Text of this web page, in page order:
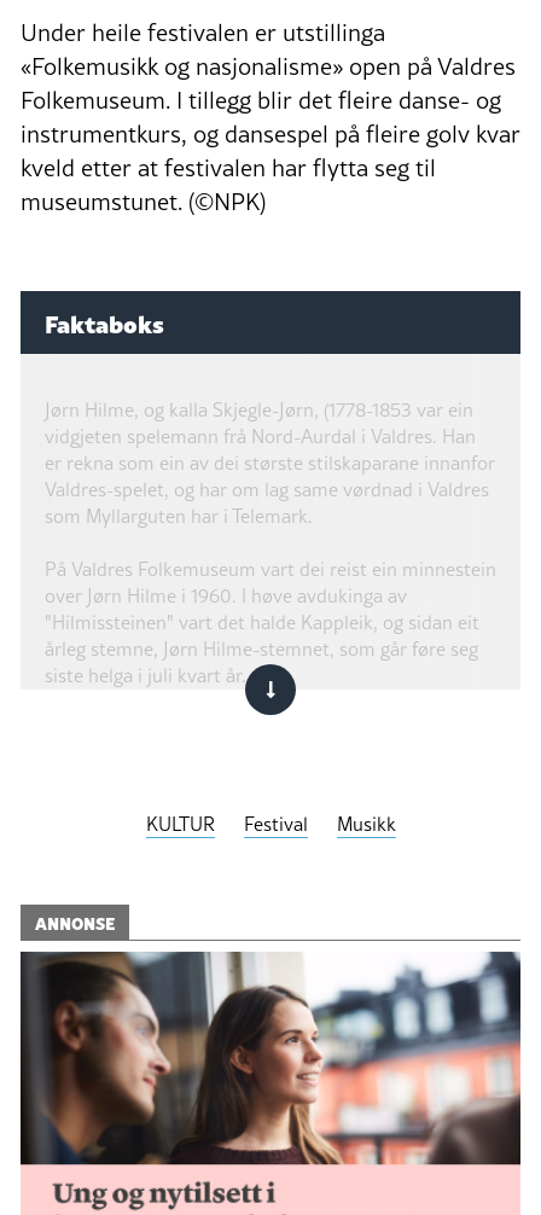
Under heile festivalen er utstillinga
«Folkemusikk og nasjonalisme» open på Valdres
Folkemuseum. I tillegg blir det fleire danse- og
instrumentkurs, og dansespel på fleire golv kvar
kveld etter at festivalen har flytta seg til
museumstunet. (©NPK)
Faktaboks
Jørn Hilme, og kalla Skjegle-Jørn, (1778-1853 var ein
vidgjeten spelemann frå Nord-Aurdal i Valdres. Han
er rekna som ein av dei største stilskaparane innanfor
Valdres-spelet, og har om lag same vørdnad i Valdres
som Myllarguten har i Telemark.
På Valdres Folkemuseum vart dei reist ein minnestein
over Jørn Hilme i 1960. I høve avdukinga av
"Hilmissteinen" vart det halde Kappleik, og sidan eit
årleg stemne, Jørn Hilme-stemnet, som går føre seg
siste helga i juli kvart år.
KULTUR Festival Musikk
ANNONSE